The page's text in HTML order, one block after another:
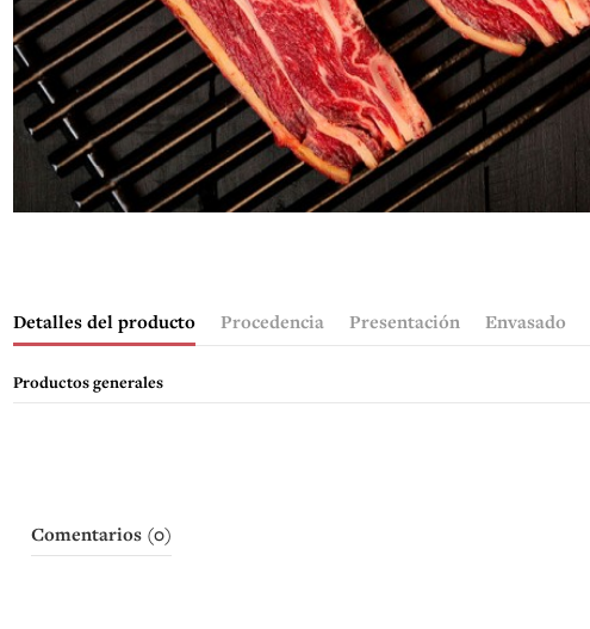
Detalles del producto Procedencia Presentación Envasado
Productos generales
Comentarios (0)